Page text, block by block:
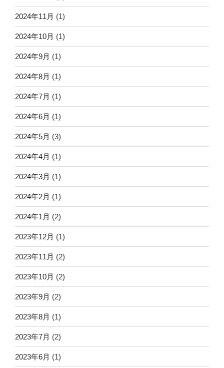
2024年11月 (1)
2024年10月 (1)
2024年9月 (1)
2024年8月 (1)
2024年7月 (1)
2024年6月 (1)
2024年5月 (3)
2024年4月 (1)
2024年3月 (1)
2024年2月 (1)
2024年1月 (2)
2023年12月 (1)
2023年11月 (2)
2023年10月 (2)
2023年9月 (2)
2023年8月 (1)
2023年7月 (2)
2023年6月 (1)